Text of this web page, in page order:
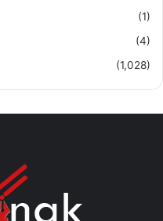
(1)
(4)
(1,028)